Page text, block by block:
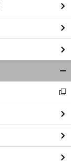
閉
る
新
し
い
ウ
ィ
ン
ド